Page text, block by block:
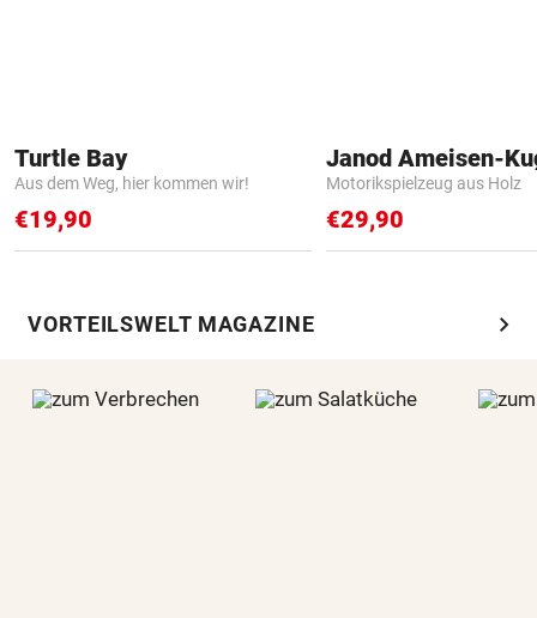
Turtle Bay
Aus dem Weg, hier kommen wir!
€19,90
Janod Ameisen-
Motorikspielzeug aus Holz
€29,90
VORTEILSWELT MAGAZINE chevron_right